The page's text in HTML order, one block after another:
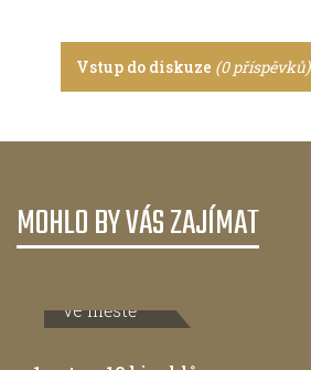
Vstup do diskuze (0 příspěvků)
MOHLO BY VÁS ZAJÍMAT
Ve městě